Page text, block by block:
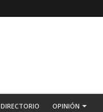
DIRECTORIO OPINIÓN